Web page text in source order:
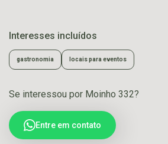
Interesses incluídos
gastronomia locais para eventos
Se interessou por Moinho 332?
Entre em contato